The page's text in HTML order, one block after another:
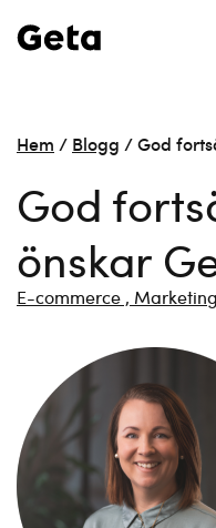
Hem / Blogg /God
God
önskar
E-commerce ,